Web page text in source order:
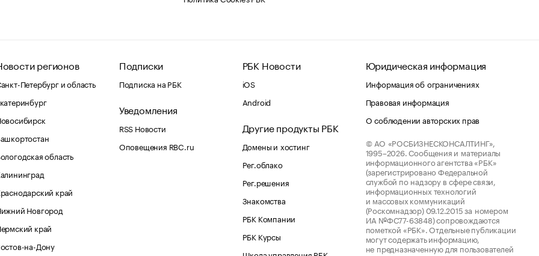
регионов
Петербург и область
область
край
Новгород
край
на-Дону
Подписки
Подписка на РБК
Уведомления
RSS Новости
Оповещения RBC.ru
РБК Новости
iOS
Android
Другие продукты РБК
Домены и хостинг
Рег.облако
Рег.решения
Знакомства
РБК Компании
РБК Курсы
Юридическая информация
Информация об ограничениях
Правовая информация
О соблюдении авторских прав
© АО «РОСБИЗНЕСКОНСАЛТИНГ»,
1995–2026. Сообщения и материалы
информационного агентства «РБК»
(зарегистрировано Федеральной
службой по надзору в сфере связи,
информационных технологий
и массовых коммуникаций
(Роскомнадзор) 09.12.2015 за номером
ИА №ФС77-63848) сопровождаются
пометкой «РБК». Отдельные публикации
могут содержать информацию,
не предназначенную для пользователей